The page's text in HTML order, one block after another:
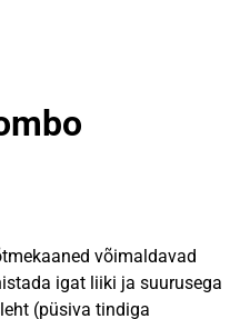
võimaldavad
igat liiki ja suurusega
(püsiva tindiga